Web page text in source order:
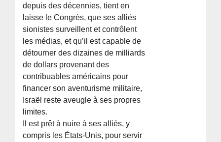
depuis des décennies, tient en
laisse le Congrès, que ses alliés
sionistes surveillent et contrôlent
les médias, et qu’il est capable de
détourner des dizaines de milliards
de dollars provenant des
contribuables américains pour
financer son aventurisme militaire,
Israël reste aveugle à ses propres
limites.
Il est prêt à nuire à ses alliés, y
compris les États-Unis, pour servir